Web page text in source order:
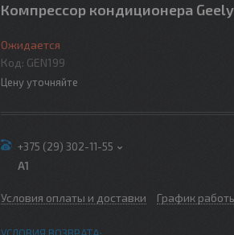
Компрессор кондиционера Geely
Ожидается
Код: GEN199
Цену уточняйте
+375 (29) 302-11-55
A1
Условия оплаты и доставки График